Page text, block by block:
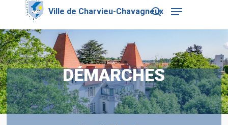
content
search
Menu
DÉMARCHES
Close